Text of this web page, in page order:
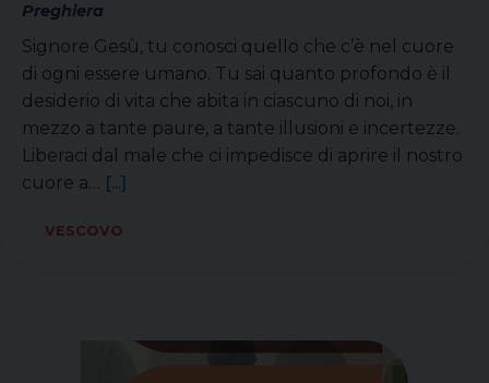
Preghiera
Signore Gesù, tu conosci quello che c’è nel cuore
di ogni essere umano. Tu sai quanto profondo è il
desiderio di vita che abita in ciascuno di noi, in
mezzo a tante paure, a tante illusioni e incertezze.
Liberaci dal male che ci impedisce di aprire il nostro
cuore a… [...]
VESCOVO